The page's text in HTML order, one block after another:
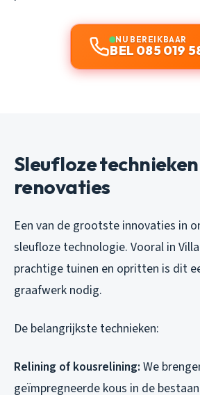
NU BEREIKBAAR
BEL 085 019
Sleufloze
renovaties
Een van de grootste innovaties in
sleufloze technologie. Vooral in
prachtige tuinen en opritten is dit
graafwerk nodig.
De belangrijkste technieken:
Relining of kousrelining: We
geïmpregneerde kous in de